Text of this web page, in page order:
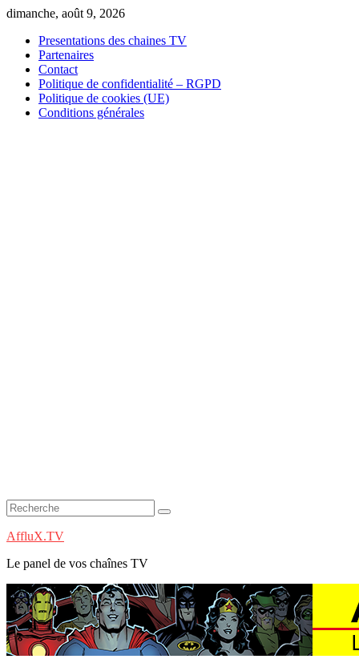
Skip
content
dimanche, août 9, 2026
Presentations des chaines TV
Partenaires
Contact
Politique de confidentialité – RGPD
Politique de cookies (UE)
Conditions générales
AffluX.TV
Le panel de vos chaînes TV